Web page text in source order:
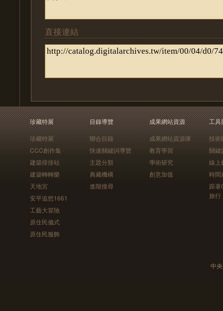
直接連結
珍藏特展
珍藏特展
CCC創作集
建築排排站
建築轉轉樂
天地宮
安平追想1661
工藝大冒險
原住民儀式
原住民服飾
目錄導覽
聯合目錄
快速關鍵詞導覽
主題分類
典藏機構
進階搜尋
成果網站資源
成果網站資源庫
教育學習
學術研究
創意加值
工具
技術
關鍵
線上
時間
跟
旅行
中